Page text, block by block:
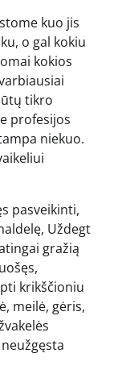
kuo jis
o gal kokiu
kokios
tikro
profesijos
niekuo.
pasveikinti,
Uždegt
gražią
krikščioniu
meilė, gėris,